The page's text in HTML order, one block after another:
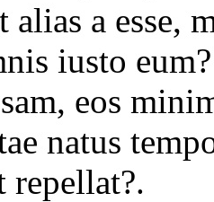
alias a
iusto
eos
natus
repellat?.